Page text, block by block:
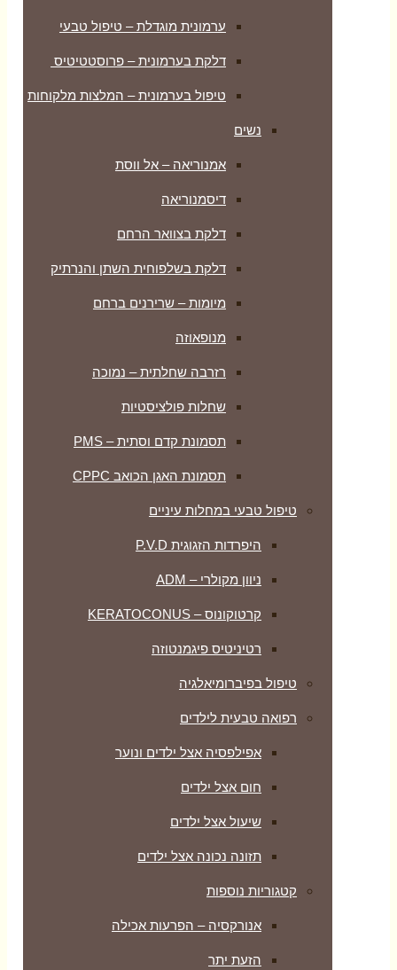
ערמונית מוגדלת – טיפול טבעי
דלקת בערמונית – פרוסטטיטיס
טיפול בערמונית – המלצות מלקוחות
נשים
אמנוריאה – אל ווסת
דיסמנוריאה
דלקת בצוואר הרחם
דלקת בשלפוחית השתן והנרתיק
מיומות – שרירנים ברחם
מנופאוזה
רזרבה שחלתית – נמוכה
שחלות פולציסטיות
תסמונת קדם וסתית – PMS
תסמונת האגן הכואב CPPC
טיפול טבעי במחלות עיניים
היפרדות הזגוגית P.V.D
ניוון מקולרי – ADM
קרטוקונוס – KERATOCONUS
רטיניטיס פיגמנטוזה
טיפול בפיברומיאלגיה
רפואה טבעית לילדים
אפילפסיה אצל ילדים ונוער
חום אצל ילדים
שיעול אצל ילדים
תזונה נכונה אצל ילדים
קטגוריות נוספות
אנורקסיה – הפרעות אכילה
הזעת יתר